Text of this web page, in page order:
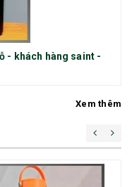
- khách hàng saint -
Xem thêm